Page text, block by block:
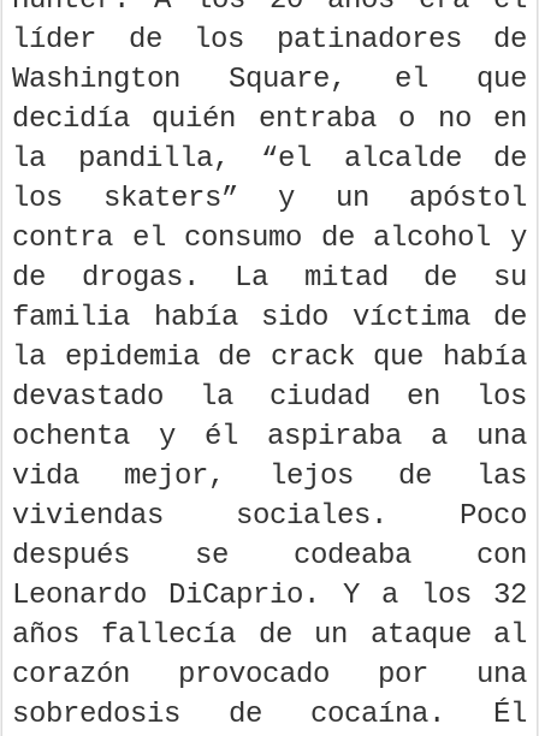
líder de los patinadores de
Washington Square, el que
decidía quién entraba o no en
la pandilla, “el alcalde de
los skaters” y un apóstol
contra el consumo de alcohol y
de drogas. La mitad de su
familia había sido víctima de
la epidemia de crack que había
devastado la ciudad en los
ochenta y él aspiraba a una
vida mejor, lejos de las
viviendas sociales. Poco
después se codeaba con
Leonardo DiCaprio. Y a los 32
años fallecía de un ataque al
corazón provocado por una
sobredosis de cocaína. Él